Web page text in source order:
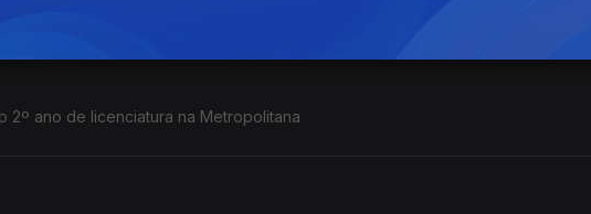
2º ano de licenciatura na Metropolitana